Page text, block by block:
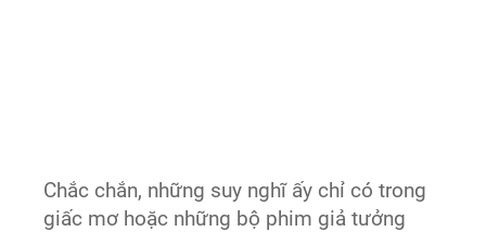
Chắc chắn, những suy nghĩ ấy chỉ có trong
giấc mơ hoặc những bộ phim giả tưởng